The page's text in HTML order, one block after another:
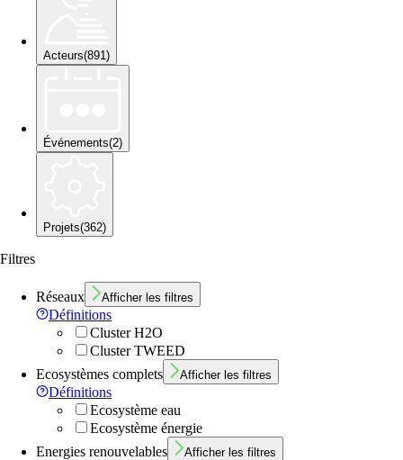
Acteurs(891)
Événements(2)
Projets(362)
Filtres
Réseaux Afficher les filtres
Définitions
Cluster H2O
Cluster TWEED
Ecosystèmes complets
Afficher les filtres
Définitions
Ecosystème eau
Ecosystème énergie
Energies renouvelables
Afficher les filtres